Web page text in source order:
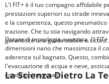
L'I FIT+ è il tuo compagno affidabile
prestazioni superiori su strade
e la competenza, questo
trazione. Che tu stia navigando
garantisce una guida stabile e sicura.
Dotato di tecnologia avanzata, l'I
dimensioni nano che massimizza il
aderenza sul bagnato. Questo,
l'evacuazione di acqua e neve,
condizioni invernali.
La Scienza Dietro La